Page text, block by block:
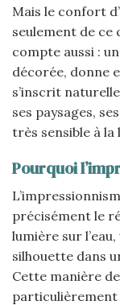
Mais le confort
seulement de ce
compte aussi :
décorée, donne
s’inscrit
ses paysages,
très sensible à la
Pourquoi
précisément le
lumière sur
silhouette dans
Cette manière
particulièrement